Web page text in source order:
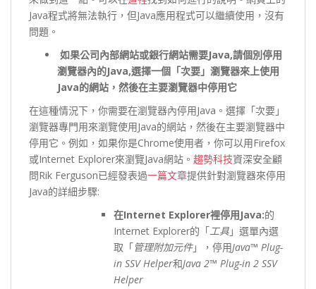
Java程式將無法執行，但Java應用程式可以繼續使用，沒有
問題。
如果公司內部網站或銀行網站需要Java,請個別停用
瀏覽器內的Java,選擇一個「次要」瀏覽器來上使用
Java的網站，然後在主要瀏覽器中停用它
在這種情況下，你需要在瀏覽器內停用Java。選擇「次要」
瀏覽器專門用來瀏覽使用Java的網站，然後在主要瀏覽器中
停用它。例如，如果你是Chrome使用者，你可以用Firefox
或Internet Explorer來瀏覽Java網站。 趨勢科技資深安全顧
問Rik Ferguson已經發表過一篇文章提供針對瀏覽器來停用
Java的詳細步驟:
在Internet Explorer裡停用Java:的
Internet Explorer的「工具 」選單內選
取「管理附加元件」，停用Java™ Plug-
in SSV Helper和Java 2™ Plug-in 2 SSV
Helper